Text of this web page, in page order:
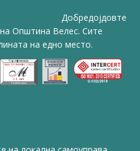
Добредојдовте
Општина Велес. Сите
на едно место.